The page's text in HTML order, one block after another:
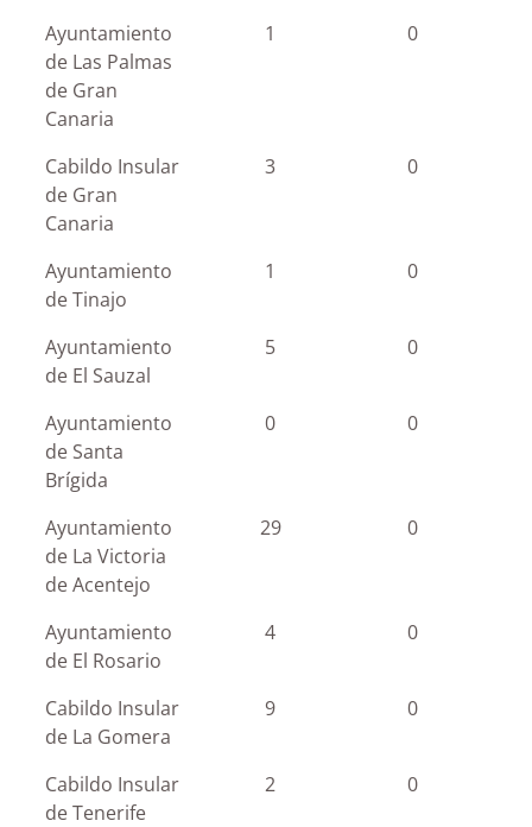
Ayuntamiento
de Las Palmas
de Gran
Canaria
1 0
Cabildo Insular
de Gran
Canaria
3 0
Ayuntamiento
de Tinajo
1 0
Ayuntamiento
de El Sauzal
5 0
Ayuntamiento
de Santa
Brígida
0 0
Ayuntamiento
de La Victoria
de Acentejo
29 0
Ayuntamiento
de El Rosario
4 0
Cabildo Insular
de La Gomera
9 0
Cabildo Insular
de Tenerife
2 0